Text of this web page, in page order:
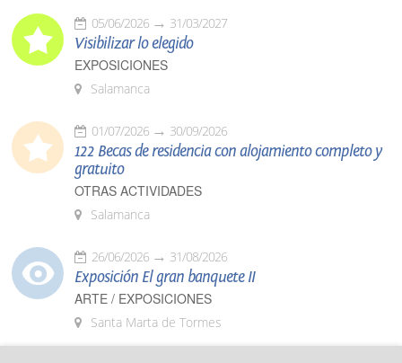
05/06/2026 31/03/2027
Visibilizar lo elegido
EXPOSICIONES
Salamanca
01/07/2026 30/09/2026
122 Becas de residencia con alojamiento completo y
gratuito
OTRAS ACTIVIDADES
Salamanca
26/06/2026 31/08/2026
Exposición El gran banquete II
ARTE / EXPOSICIONES
Santa Marta de Tormes